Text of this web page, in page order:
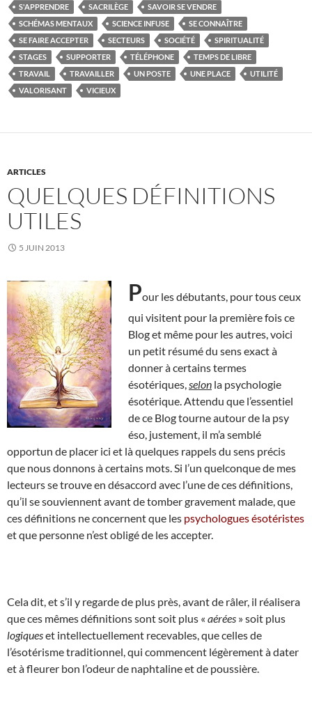
S'APPRENDRE
SACRILÈGE
SAVOIR SE VENDRE
SCHÉMAS MENTAUX
SCIENCE INFUSE
SE CONNAÎTRE
SE FAIRE ACCEPTER
SECTEURS SOCIÉTÉ
SPIRITUALITÉ
STAGES
SUPPORTER TÉLÉPHONE
TEMPS DE LIBRE
TRAVAIL
TRAVAILLER UN POSTE UNE PLACE
UTILITÉ
VALORISANT
VICIEUX
ARTICLES
QUELQUES DÉFINITIONS
UTILES
5 JUIN 2013
Pour les débutants, pour tous ceux
qui visitent pour la première fois ce
Blog et même pour les autres, voici
un petit résumé du sens exact à
donner à certains termes
ésotériques, selon la psychologie
ésotérique. Attendu que l’essentiel
de ce Blog tourne autour de la psy
éso, justement, il m’a semblé
opportun de placer ici et là quelques rappels du sens précis
que nous donnons à certains mots. Si l’un quelconque de mes
lecteurs se trouve en désaccord avec l’une de ces définitions,
qu’il se souviennent avant de tomber gravement malade, que
ces définitions ne concernent que les psychologues ésotéristes
et que personne n’est obligé de les accepter.
Cela dit, et s’il y regarde de plus près, avant de râler, il réalisera
que ces mêmes définitions sont soit plus « aérées » soit plus
logiqueset intellectuellement recevables, que celles de
l’ésotérisme traditionnel, qui commencent légèrement à dater
et à fleurer bon l’odeur de naphtaline et de poussière.